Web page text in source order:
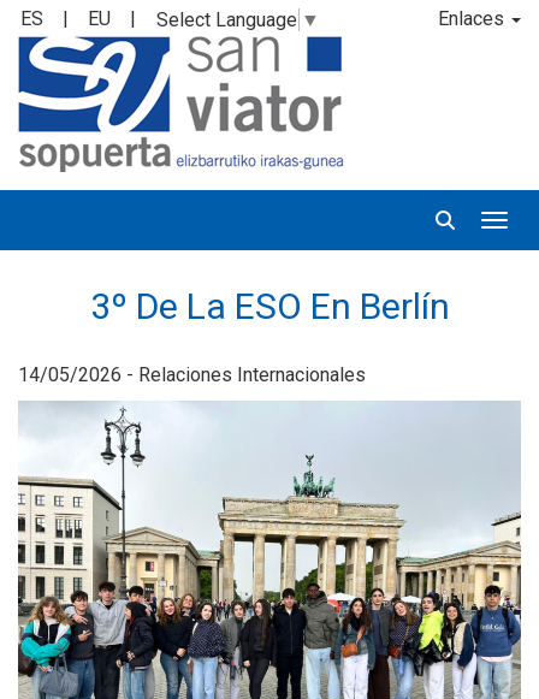
Enlaces
ES | EU | Select Language ▼
3º De La ESO En Berlín
14/05/2026 - Relaciones Internacionales